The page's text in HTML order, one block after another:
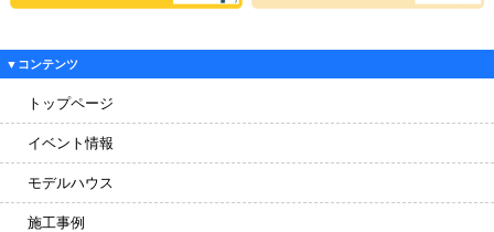
▼コンテンツ
トップページ
イベント情報
モデルハウス
施工事例